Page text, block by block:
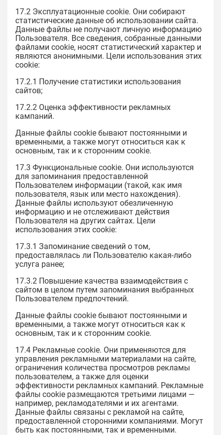
17.2 Эксплуатационные cookie. Они собирают
статистические данные об использовании сайта.
Данные файлы не получают личную информацию
Пользователя. Все сведения, собранные данными
файлами cookie, носят статистический характер и
являются анонимными. Цели использования этих
cookie:
17.2.1 Получение статистики использования
сайтов;
17.2.2 Оценка эффективности рекламных
кампаний.
Данные файлы cookie бывают постоянными и
временными, а также могут относиться как к
основным, так и к сторонним cookie.
17.3 Функциональные cookie. Они используются
для запоминания предоставленной
Пользователем информации (такой, как имя
пользователя, язык или место нахождения).
Данные файлы используют обезличенную
информацию и не отслеживают действия
Пользователя на других сайтах. Цели
использования этих cookie:
17.3.1 Запоминание сведений о том,
предоставлялась ли Пользователю какая-либо
услуга ранее;
17.3.2 Повышение качества взаимодействия с
сайтом в целом путем запоминания выбранных
Пользователем предпочтений.
Данные файлы cookie бывают постоянными и
временными, а также могут относиться как к
основным, так и к сторонним cookie.
17.4 Рекламные cookie. Они применяются для
управления рекламными материалами на сайте,
ограничения количества просмотров рекламы
пользователем, а также для оценки
эффективности рекламных кампаний. Рекламные
файлы cookie размещаются третьими лицами —
например, рекламодателями и их агентами.
Данные файлы связаны с рекламой на сайте,
предоставленной сторонними компаниями. Могут
быть как постоянными, так и временными.